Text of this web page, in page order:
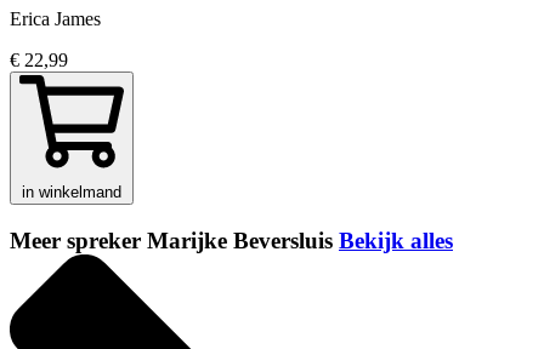
Erica James
€ 22,99
in winkelmand
Meer spreker Marijke Beversluis Bekijk alles